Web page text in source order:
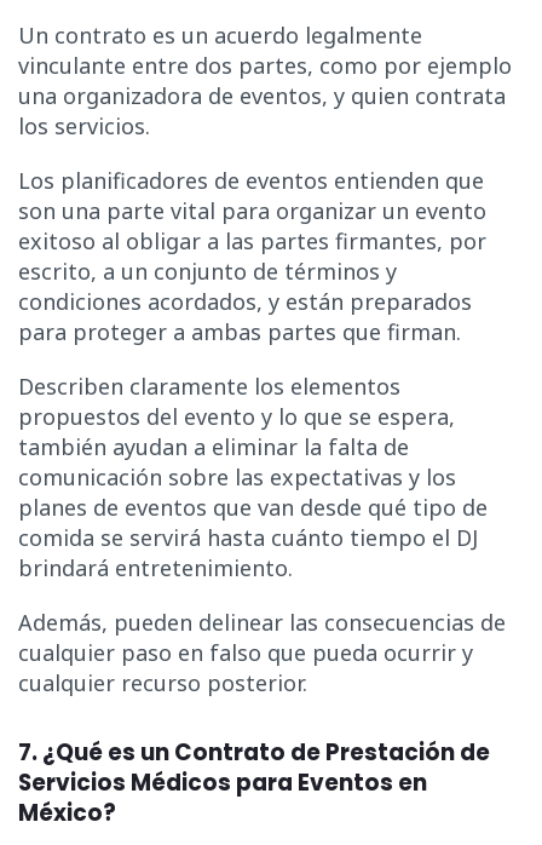
Un contrato es un acuerdo legalmente
vinculante entre dos partes, como por ejemplo
una organizadora de eventos, y quien contrata
los servicios.
Los planificadores de eventos entienden que
son una parte vital para organizar un evento
exitoso al obligar a las partes firmantes, por
escrito, a un conjunto de términos y
condiciones acordados, y están preparados
para proteger a ambas partes que firman.
Describen claramente los elementos
propuestos del evento y lo que se espera,
también ayudan a eliminar la falta de
comunicación sobre las expectativas y los
planes de eventos que van desde qué tipo de
comida se servirá hasta cuánto tiempo el DJ
brindará entretenimiento.
Además, pueden delinear las consecuencias de
cualquier paso en falso que pueda ocurrir y
cualquier recurso posterior.
7. ¿Qué es un Contrato de Prestación de
Servicios Médicos para Eventos en
México?